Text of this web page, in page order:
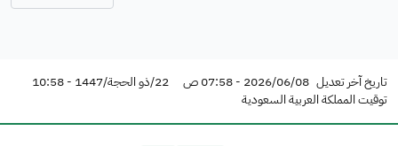
تاريخ آخر تعديل 2026/06/08 - 07:58 ص
22/ذو الحجة/1447 - 10:58
توقيت المملكة العربية السعودية